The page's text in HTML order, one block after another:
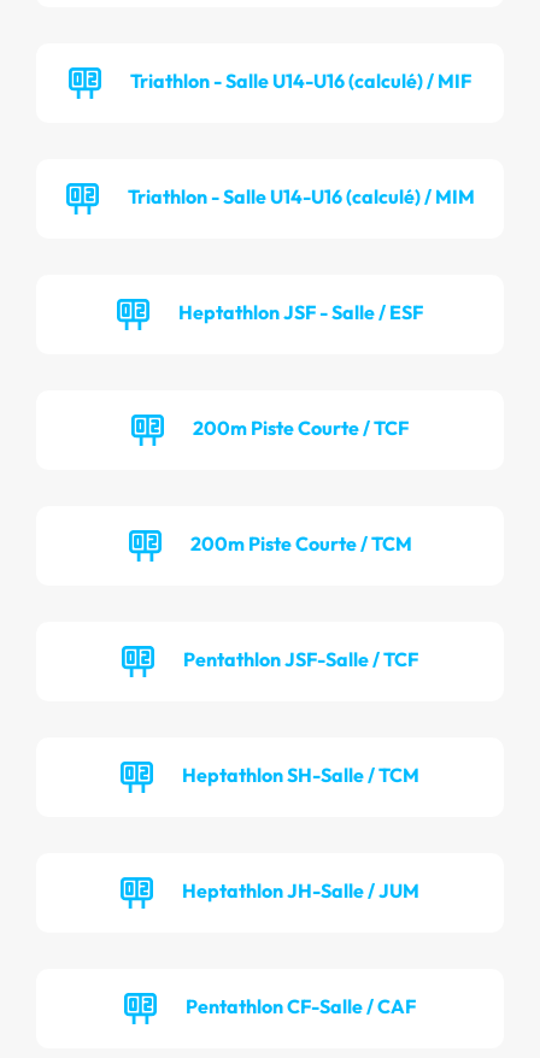
Triathlon - Salle U14-U16 (calculé) / MIF
Triathlon - Salle U14-U16 (calculé) / MIM
Heptathlon JSF - Salle / ESF
200m Piste Courte / TCF
200m Piste Courte / TCM
Pentathlon JSF-Salle / TCF
Heptathlon SH-Salle / TCM
Heptathlon JH-Salle / JUM
Pentathlon CF-Salle / CAF